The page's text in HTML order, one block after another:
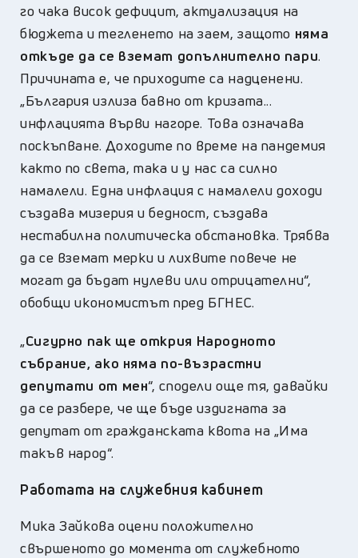
го чака висок дефицит, актуализация на
бюджета и тегленето на заем, защото няма
откъде да се вземат допълнително пари.
Причината е, че приходите са надценени.
„България излиза бавно от кризата...
инфлацията върви нагоре. Това означава
поскъпване. Доходите по време на пандемия
както по света, така и у нас са силно
намалели. Една инфлация с намалели доходи
създава мизерия и бедност, създава
нестабилна политическа обстановка. Трябва
да се вземат мерки и лихвите повече не
могат да бъдат нулеви или отрицателни“,
обобщи икономистът пред БГНЕС.
„Сигурно пак ще открия Народното
събрание, ако няма по-възрастни
депутати от мен“, сподели още тя, давайки
да се разбере, че ще бъде издигната за
депутат от гражданската квота на „Има
такъв народ“.
Работата на служебния кабинет
Мика Зайкова оцени положително
свършеното до момента от служебното